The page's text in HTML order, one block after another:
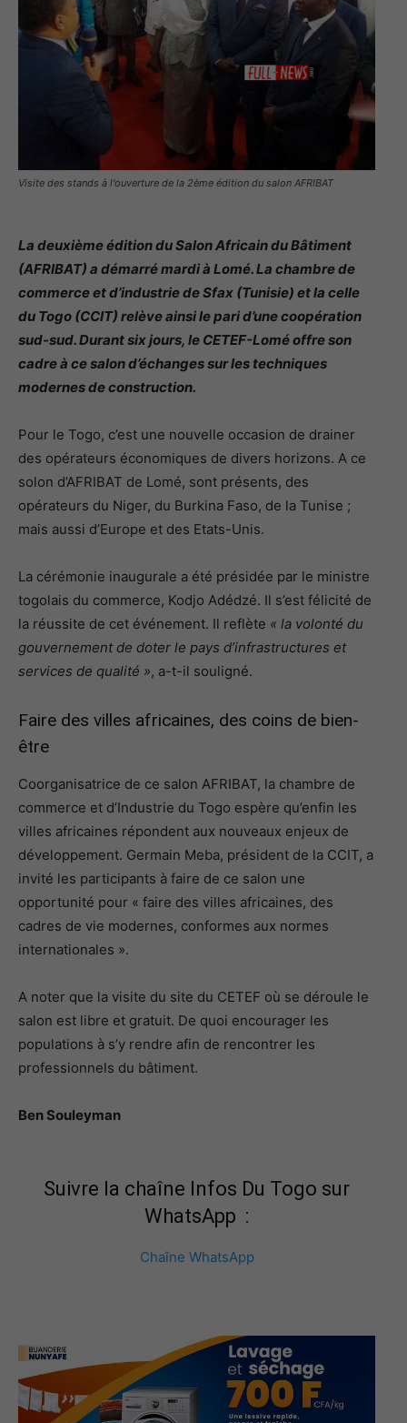
Visite des stands à l'ouverture de la 2ème édition du salon AFRIBAT
La deuxième édition du Salon Africain du Bâtiment
(AFRIBAT) a démarré mardi à Lomé. La chambre de
commerce et d’industrie de Sfax (Tunisie) et la celle
du Togo (CCIT) relève ainsi le pari d’une coopération
sud-sud. Durant six jours, le CETEF-Lomé offre son
cadre à ce salon d’échanges sur les techniques
modernes de construction.
Pour le Togo, c’est une nouvelle occasion de drainer
des opérateurs économiques de divers horizons. A ce
solon d’AFRIBAT de Lomé, sont présents, des
opérateurs du Niger, du Burkina Faso, de la Tunise ;
mais aussi d’Europe et des Etats-Unis.
La cérémonie inaugurale a été présidée par le ministre
togolais du commerce, Kodjo Adédzé. Il s’est félicité de
la réussite de cet événement. Il reflète « la volonté du
gouvernement de doter le pays d’infrastructures et
services de qualité », a-t-il souligné.
Faire des villes africaines, des coins de bien-
être
Coorganisatrice de ce salon AFRIBAT, la chambre de
commerce et d’Industrie du Togo espère qu’enfin les
villes africaines répondent aux nouveaux enjeux de
développement. Germain Meba, président de la CCIT, a
invité les participants à faire de ce salon une
opportunité pour « faire des villes africaines, des
cadres de vie modernes, conformes aux normes
internationales ».
A noter que la visite du site du CETEF où se déroule le
salon est libre et gratuit. De quoi encourager les
populations à s’y rendre afin de rencontrer les
professionnels du bâtiment.
Ben Souleyman
Suivre la chaîne Infos Du Togo sur
WhatsApp :
Chaîne WhatsApp